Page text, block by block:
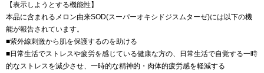
【表示しようとする機能性】
本品に含まれるメロン由来SOD(スーパーオキシドジスムターゼ)には以下の機
能が報告されています。
■紫外線刺激から肌を保護するのを助ける
■日常生活でストレスや疲労を感じている健康な方の、日常生活で自覚する一時
的なストレスを減少させ、一時的な精神的・肉体的疲労感を軽減する